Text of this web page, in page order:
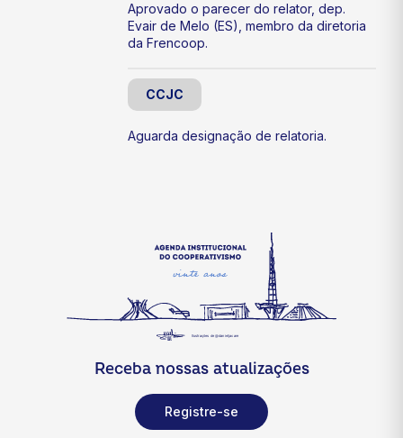
Aprovado o parecer do relator, dep.
Evair de Melo (ES), membro da diretoria
da Frencoop.
CCJC
Aguarda designação de relatoria.
Receba nossas atualizações
Registre-se